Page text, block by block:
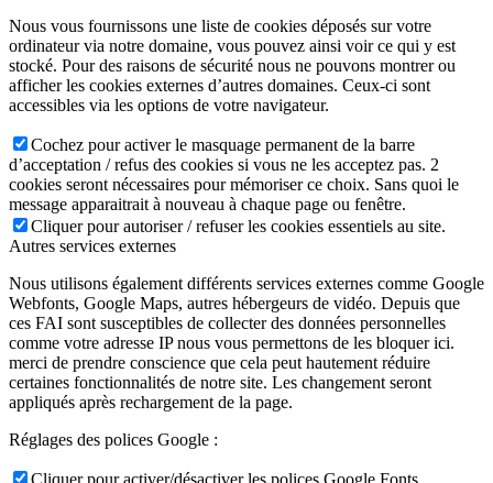
Nous vous fournissons une liste de cookies déposés sur votre
ordinateur via notre domaine, vous pouvez ainsi voir ce qui y est
stocké. Pour des raisons de sécurité nous ne pouvons montrer ou
afficher les cookies externes d’autres domaines. Ceux-ci sont
accessibles via les options de votre navigateur.
Cochez pour activer le masquage permanent de la barre
d’acceptation / refus des cookies si vous ne les acceptez pas. 2
cookies seront nécessaires pour mémoriser ce choix. Sans quoi le
message apparaitrait à nouveau à chaque page ou fenêtre.
Cliquer pour autoriser / refuser les cookies essentiels au site.
Autres services externes
Nous utilisons également différents services externes comme Google
Webfonts, Google Maps, autres hébergeurs de vidéo. Depuis que
ces FAI sont susceptibles de collecter des données personnelles
comme votre adresse IP nous vous permettons de les bloquer ici.
merci de prendre conscience que cela peut hautement réduire
certaines fonctionnalités de notre site. Les changement seront
appliqués après rechargement de la page.
Réglages des polices Google :